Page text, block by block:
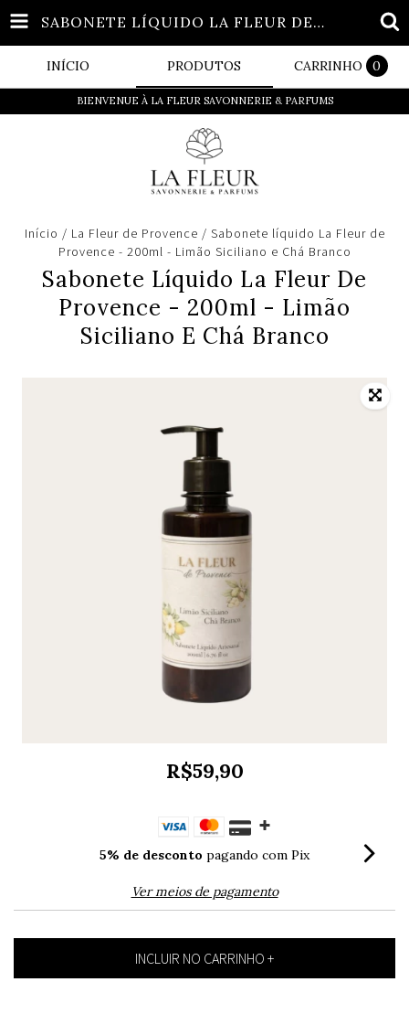
SABONETE LÍQUIDO LA FLEUR DE PROVENCE - 200ML - LIMÃO SICILIANO E CHÁ BRANCO
INÍCIO PRODUTOS CARRINHO 0
BIENVENUE À LA FLEUR SAVONNERIE & PARFUMS
Início / La Fleur de Provence / Sabonete líquido La Fleur de
Provence - 200ml - Limão Siciliano e Chá Branco
Sabonete Líquido La Fleur De
Provence - 200ml - Limão
Siciliano E Chá Branco
R$59,90
5% de desconto pagando com Pix
Ver meios de pagamento